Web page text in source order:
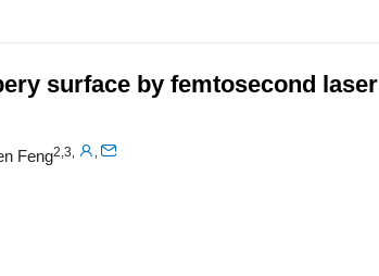
surface by femtosecond laser
Feng2,3